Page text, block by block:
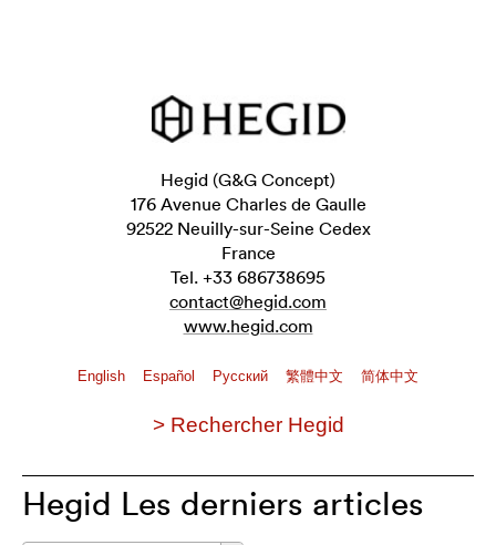
Hegid (G&G Concept)
176 Avenue Charles de Gaulle
92522 Neuilly-sur-Seine Cedex
France
Tel. +33 686738695
contact@hegid.com
www.hegid.com
English Español Pусский 繁體中文 简体中文
> Rechercher Hegid
Hegid Les derniers articles